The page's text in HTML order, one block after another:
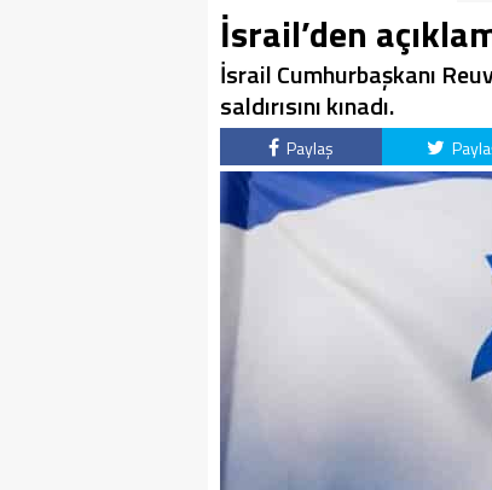
İsrail’den
İsrail Cumhurbaşkanı
saldırısını kınadı.
Paylaş